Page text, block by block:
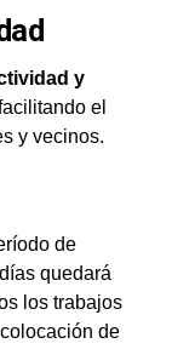
y
el
y vecinos.
de
quedará
los trabajos
de